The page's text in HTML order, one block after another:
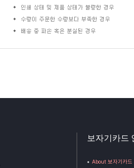
보자기카드
About 보자기카드